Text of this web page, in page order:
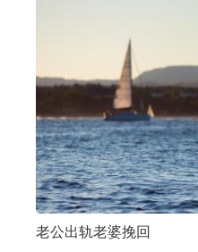
老公出轨老婆挽回